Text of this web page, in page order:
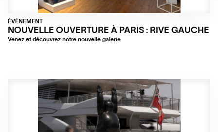
ÉVÉNEMENT
NOUVELLE OUVERTURE À PARIS : RIVE GAUCHE
Venez et découvrez notre nouvelle galerie